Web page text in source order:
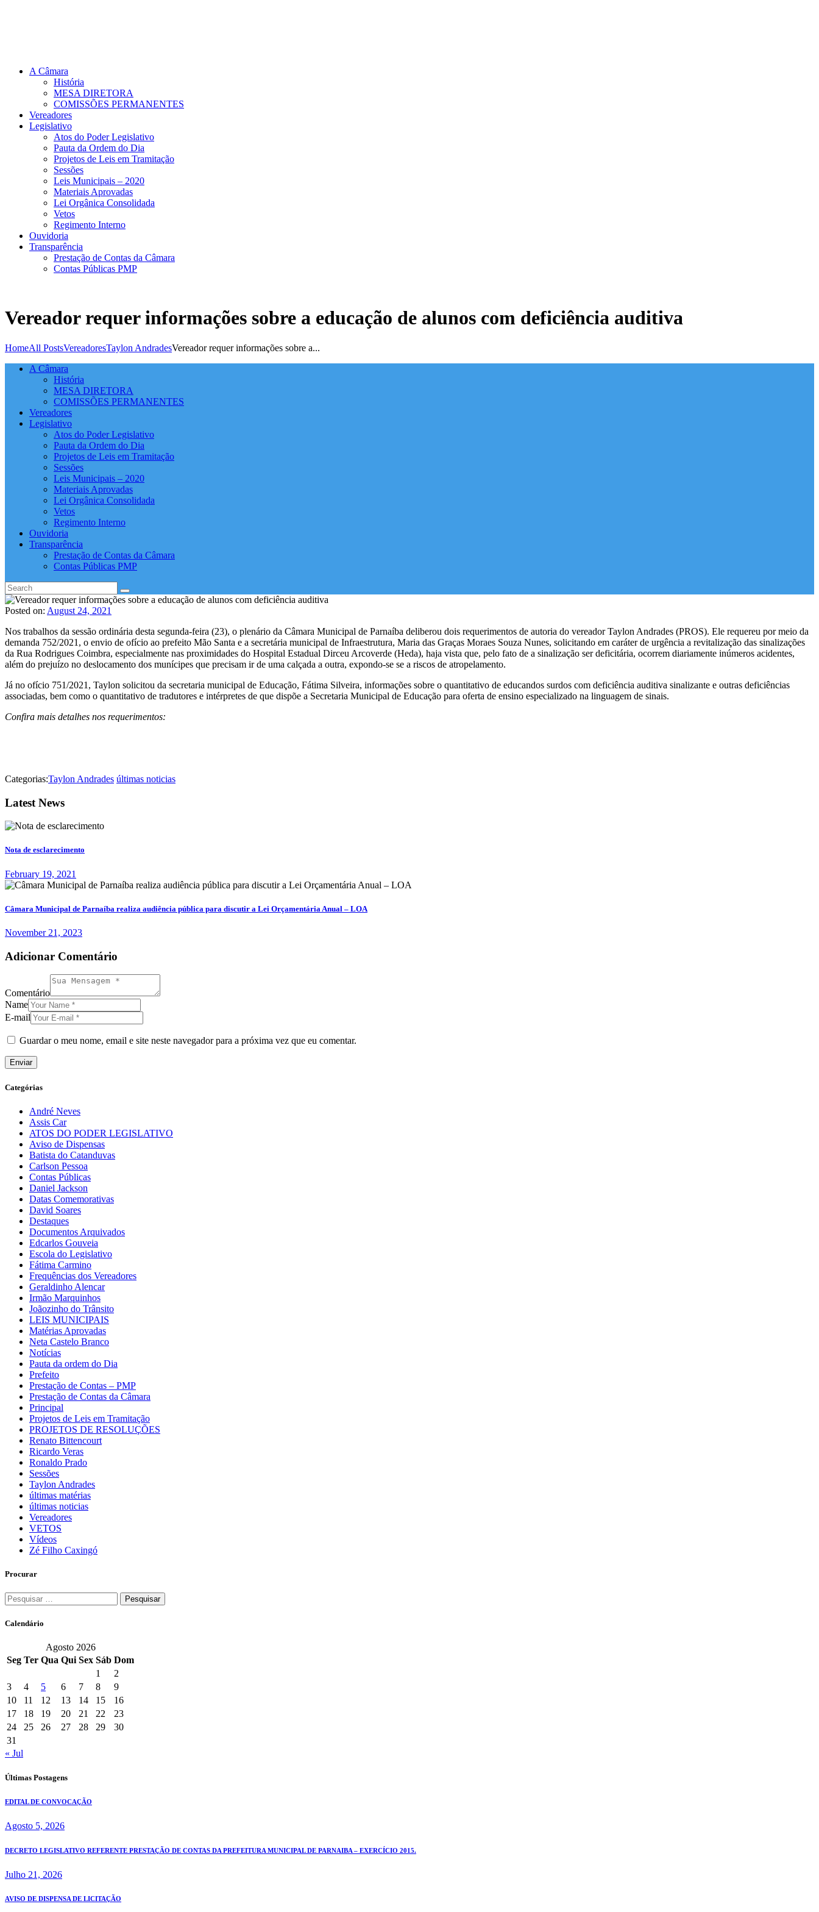
A Câmara
História
MESA DIRETORA
COMISSÕES PERMANENTES
Vereadores
Legislativo
Atos do Poder Legislativo
Pauta da Ordem do Dia
Projetos de Leis em Tramitação
Sessões
Leis Municipais – 2020
Materiais Aprovadas
Lei Orgânica Consolidada
Vetos
Regimento Interno
Ouvidoria
Transparência
Prestação de Contas da Câmara
Contas Públicas PMP
Vereador requer informações sobre a educação de alunos com deficiência auditiva
HomeAll PostsVereadoresTaylon AndradesVereador requer informações sobre a...
A Câmara
História
MESA DIRETORA
COMISSÕES PERMANENTES
Vereadores
Legislativo
Atos do Poder Legislativo
Pauta da Ordem do Dia
Projetos de Leis em Tramitação
Sessões
Leis Municipais – 2020
Materiais Aprovadas
Lei Orgânica Consolidada
Vetos
Regimento Interno
Ouvidoria
Transparência
Prestação de Contas da Câmara
Contas Públicas PMP
Posted on: August 24, 2021
Nos trabalhos da sessão ordinária desta segunda-feira (23), o plenário da Câmara Municipal de Parnaíba deliberou dois requerimentos de autoria do vereador Taylon Andrades (PROS). Ele requereu por meio da
demanda 752/2021, o envio de ofício ao prefeito Mão Santa e a secretária municipal de Infraestrutura, Maria das Graças Moraes Souza Nunes, solicitando em caráter de urgência a revitalização das sinalizações
da Rua Rodrigues Coimbra, especialmente nas proximidades do Hospital Estadual Dirceu Arcoverde (Heda), haja vista que, pelo fato de a sinalização ser deficitária, ocorrem diariamente inúmeros acidentes,
além do prejuízo no deslocamento dos munícipes que precisam ir de uma calçada a outra, expondo-se se a riscos de atropelamento.
Já no ofício 751/2021, Taylon solicitou da secretaria municipal de Educação, Fátima Silveira, informações sobre o quantitativo de educandos surdos com deficiência auditiva sinalizante e outras deficiências
associadas, bem como o quantitativo de tradutores e intérpretes de que dispõe a Secretaria Municipal de Educação para oferta de ensino especializado na linguagem de sinais.
Confira mais detalhes nos requerimentos:
Categorias:Taylon Andrades últimas noticias
Latest News
Nota de esclarecimento
February 19, 2021
Câmara Municipal de Parnaíba realiza audiência pública para discutir a Lei Orçamentária Anual – LOA
November 21, 2023
Adicionar Comentário
Comentário
Name
E-mail
Guardar o meu nome, email e site neste navegador para a próxima vez que eu comentar.
Categórias
André Neves
Assis Car
ATOS DO PODER LEGISLATIVO
Aviso de Dispensas
Batista do Catanduvas
Carlson Pessoa
Contas Públicas
Daniel Jackson
Datas Comemorativas
David Soares
Destaques
Documentos Arquivados
Edcarlos Gouveia
Escola do Legislativo
Fátima Carmino
Frequências dos Vereadores
Geraldinho Alencar
Irmão Marquinhos
Joãozinho do Trânsito
LEIS MUNICIPAIS
Matérias Aprovadas
Neta Castelo Branco
Notícias
Pauta da ordem do Dia
Prefeito
Prestação de Contas – PMP
Prestação de Contas da Câmara
Principal
Projetos de Leis em Tramitação
PROJETOS DE RESOLUÇÕES
Renato Bittencourt
Ricardo Veras
Ronaldo Prado
Sessões
Taylon Andrades
últimas matérias
últimas noticias
Vereadores
VETOS
Vídeos
Zé Filho Caxingó
Procurar
Pesquisar
por:
Calendário
Agosto 2026
Seg Ter Qua Qui Sex Sáb Dom
1
2
3
4 5 6 7 8
9
10
11 12 13 14 15
16
17
18 19 20 21 22
23
24
25 26 27 28 29
30
31
« Jul
Últimas Postagens
EDITAL DE CONVOCAÇÃO
Agosto 5, 2026
DECRETO LEGISLATIVO REFERENTE PRESTAÇÃO DE CONTAS DA PREFEITURA MUNICIPAL DE PARNAIBA – EXERCÍCIO 2015.
Julho 21, 2026
AVISO DE DISPENSA DE LICITAÇÃO